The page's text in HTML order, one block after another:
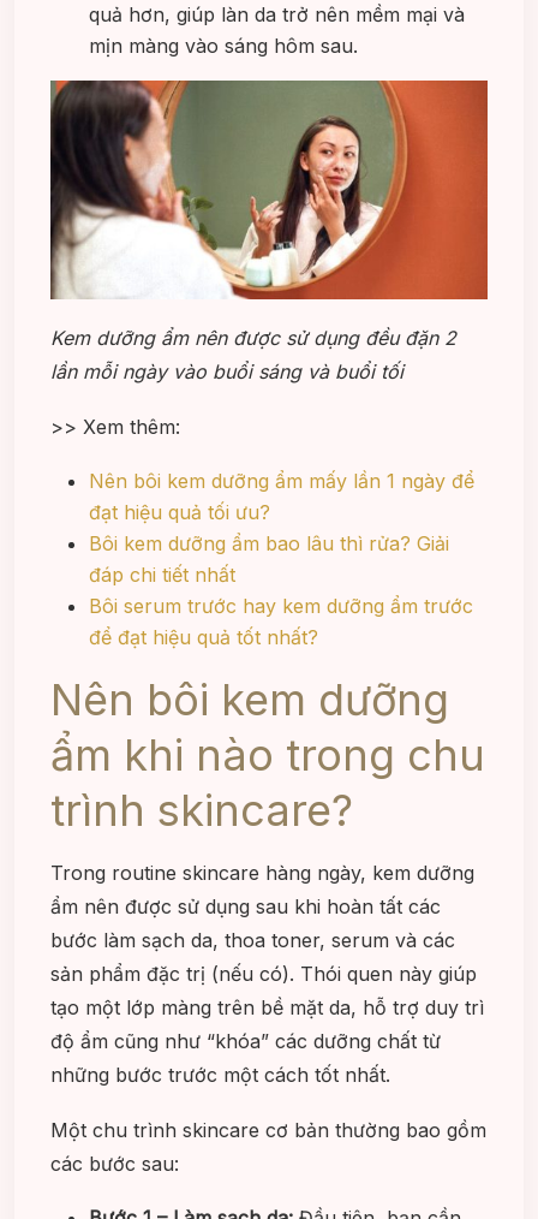
quả hơn, giúp làn da trở nên mềm mại và
mịn màng vào sáng hôm sau.
Kem dưỡng ẩm nên được sử dụng đều đặn 2
lần mỗi ngày vào buổi sáng và buổi tối
>> Xem thêm:
Nên bôi kem dưỡng ẩm mấy lần 1 ngày để
đạt hiệu quả tối ưu?
Bôi kem dưỡng ẩm bao lâu thì rửa? Giải
đáp chi tiết nhất
Bôi serum trước hay kem dưỡng ẩm trước
để đạt hiệu quả tốt nhất?
Nên bôi kem dưỡng
ẩm khi nào trong chu
trình skincare?
Trong routine skincare hàng ngày, kem dưỡng
ẩm nên được sử dụng sau khi hoàn tất các
bước làm sạch da, thoa toner, serum và các
sản phẩm đặc trị (nếu có). Thói quen này giúp
tạo một lớp màng trên bề mặt da, hỗ trợ duy trì
độ ẩm cũng như “khóa” các dưỡng chất từ
những bước trước một cách tốt nhất.
Một chu trình skincare cơ bản thường bao gồm
các bước sau: